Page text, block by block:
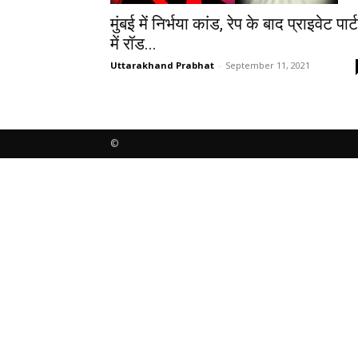
मुंबई में निर्भया कांड, रेप के बाद प्राइवेट पार्ट
में रॉड...
Uttarakhand Prabhat - September 11, 2021
©